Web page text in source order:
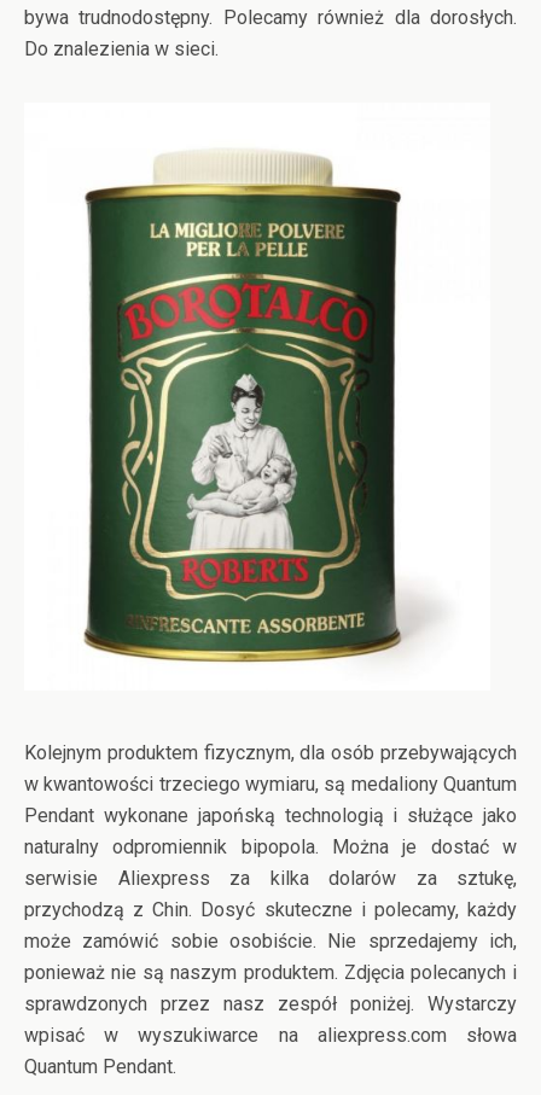
bywa trudnodostępny. Polecamy również dla dorosłych.
Do znalezienia w sieci.
Kolejnym produktem fizycznym, dla osób przebywających
w kwantowości trzeciego wymiaru, są medaliony Quantum
Pendant wykonane japońską technologią i służące jako
naturalny odpromiennik bipopola. Można je dostać w
serwisie Aliexpress za kilka dolarów za sztukę,
przychodzą z Chin. Dosyć skuteczne i polecamy, każdy
może zamówić sobie osobiście. Nie sprzedajemy ich,
ponieważ nie są naszym produktem. Zdjęcia polecanych i
sprawdzonych przez nasz zespół poniżej. Wystarczy
wpisać w wyszukiwarce na aliexpress.com słowa
Quantum Pendant.